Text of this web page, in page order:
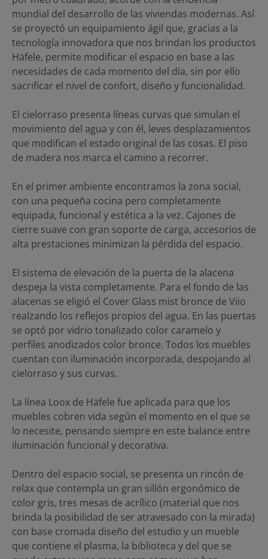
mundial del desarrollo de las viviendas modernas. Así
se proyectó un equipamiento ágil que, gracias a la
tecnología innovadora que nos brindan los productos
Häfele, permite modificar el espacio en base a las
necesidades de cada momento del día, sin por ello
sacrificar el nivel de confort, diseño y funcionalidad.
El cielorraso presenta líneas curvas que simulan el
movimiento del agua y con él, leves desplazamientos
que modifican el estado original de las cosas. El piso
de madera nos marca el camino a recorrer.
En el primer ambiente encontramos la zona social,
con una pequeña cocina pero completamente
equipada, funcional y estética a la vez. Cajones de
cierre suave con gran soporte de carga, accesorios de
alta prestaciones minimizan la pérdida del espacio.
El sistema de elevación de la puerta de la alacena
despeja la vista completamente. Para el fondo de las
alacenas se eligió el Cover Glass mist bronce de Viio
realzando los reflejos propios del agua. En las puertas
se optó por vidrio tonalizado color caramelo y
perfiles anodizados color bronce. Todos los muebles
cuentan con iluminación incorporada, despojando al
cielorraso y sus curvas.
La línea Loox de Häfele fue aplicada para que los
muebles cobren vida según el momento en el que se
lo necesite, pensando siempre en este balance entre
iluminación funcional y decorativa.
Dentro del espacio social, se presenta un rincón de
relax que contempla un gran sillón ergonómico de
color gris, tres mesas de acrílico (material que nos
brinda la posibilidad de ser atravesado con la mirada)
con base cromada diseño del estudio y un mueble
que contiene el plasma, la biblioteca y del que se